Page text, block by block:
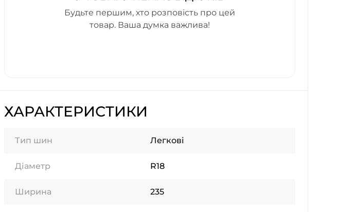
Будьте першим, хто розповість про цей
товар. Ваша думка важлива!
ХАРАКТЕРИСТИКИ
Тип шин Легкові
Діаметр R18
Ширина 235